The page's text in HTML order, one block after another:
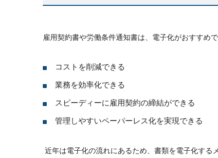
雇用契約書や労働条件通知書は、電子化がおすすめ
コストを削減できる
業務を効率化できる
スピーディーに雇用契約の締結ができる
管理しやすいペーパーレス化を実現できる
近年は電子化の流れにあるため、書類を電子化する